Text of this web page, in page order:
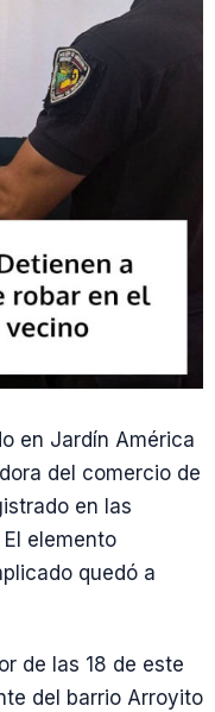
en Jardín América
del comercio de
en las
elemento
quedó a
de las 18 de este
del barrio Arroyito